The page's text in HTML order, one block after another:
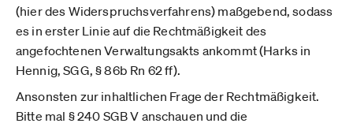
(hier des Widerspruchsverfahrens) maßgebend, sodass
es in erster Linie auf die Rechtmäßigkeit des
angefochtenen Verwaltungsakts ankommt (Harks in
Hennig, SGG, § 86b Rn 62 ff).
Ansonsten zur inhaltlichen Frage der Rechtmäßigkeit.
Bitte mal § 240 SGB V anschauen und die